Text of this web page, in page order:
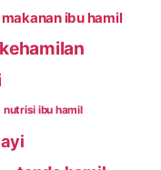
makanan ibu hamil
nutrisi ibu hamil